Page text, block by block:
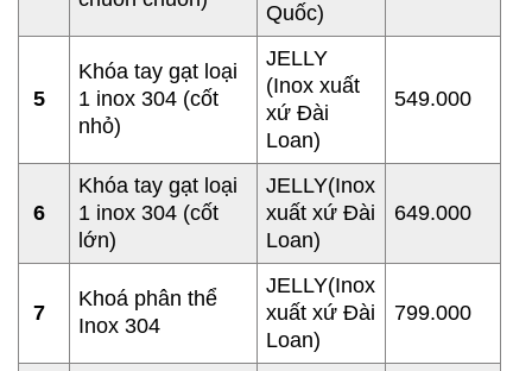
Quốc)
5
Khóa tay gạt loại
1 inox 304 (cốt
nhỏ)
JELLY
(Inox xuất
xứ Đài
Loan)
549.000
6
Khóa tay gạt loại
1 inox 304 (cốt
lớn)
JELLY(Inox
xuất xứ Đài
Loan)
649.000
7
Khoá phân thể
Inox 304
JELLY(Inox
xuất xứ Đài
Loan)
799.000